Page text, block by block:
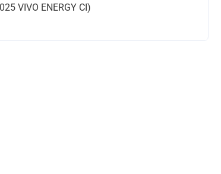
VIVO ENERGY CI)